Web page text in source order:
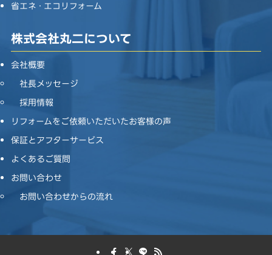
省エネ・エコリフォーム
株式会社丸二について
会社概要
社長メッセージ
採用情報
リフォームをご依頼いただいたお客様の声
保証とアフターサービス
よくあるご質問
お問い合わせ
お問い合わせからの流れ